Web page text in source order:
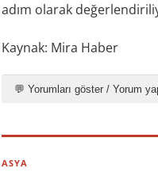
adım olarak
Kaynak: Mira Haber
💬 Yorumları göster / Yorum
ASYA